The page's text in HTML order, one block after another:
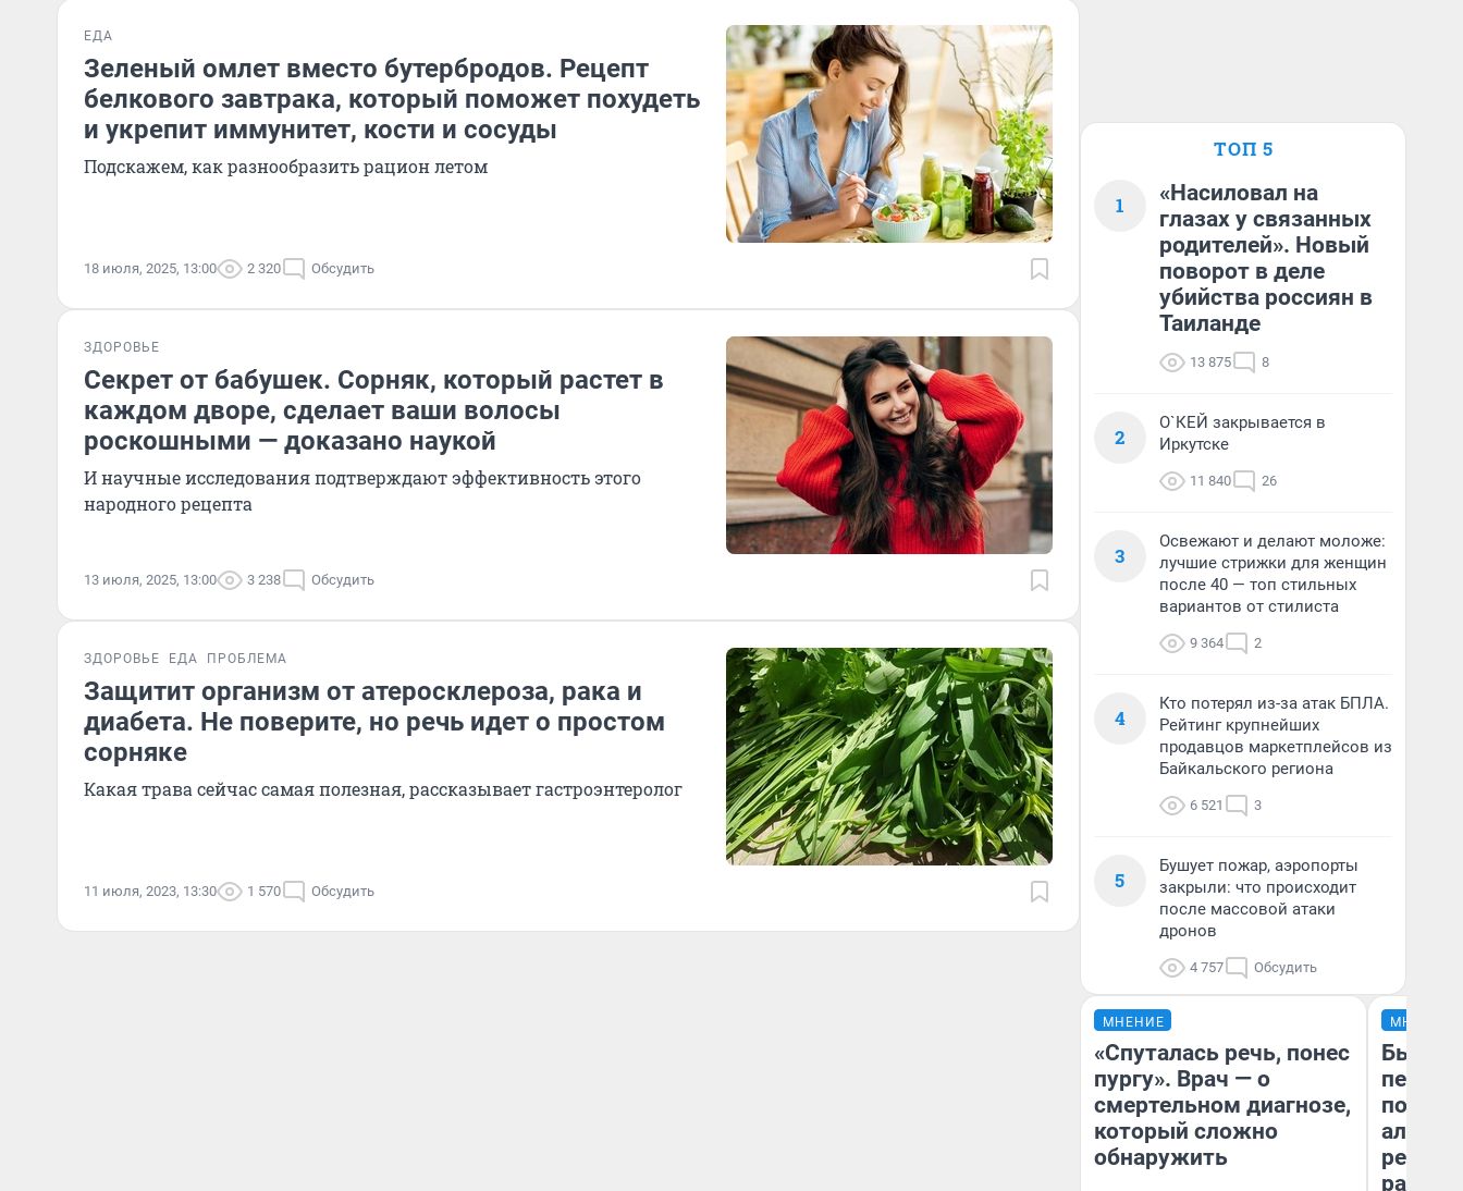
ЕДА
Зеленый омлет вместо бутербродов. Рецепт
белкового завтрака, который поможет похудеть
и укрепит иммунитет, кости и сосуды
Подскажем, как разнообразить рацион летом
18 июля, 2025, 13:00 2 320 Обсудить
ЗДОРОВЬЕ
Секрет от бабушек. Сорняк, который растет в
каждом дворе, сделает ваши волосы
роскошными — доказано наукой
И научные исследования подтверждают эффективность этого
народного рецепта
13 июля, 2025, 13:00 3 238 Обсудить
ЗДОРОВЬЕ ЕДА ПРОБЛЕМА
Защитит организм от атеросклероза, рака и
диабета. Не поверите, но речь идет о простом
сорняке
Какая трава сейчас самая полезная, рассказывает гастроэнтеролог
11 июля, 2023, 13:30 1 570 Обсудить
ТОП 5
1
«Насиловал на
глазах у связанных
родителей». Новый
поворот в деле
убийства россиян в
Таиланде
13 875 8
2
О`КЕЙ закрывается в
Иркутске
11 840 26
3
Освежают и делают моложе:
лучшие стрижки для женщин
после 40 — топ стильных
вариантов от стилиста
9 364 2
4
Кто потерял из-за атак БПЛА.
Рейтинг крупнейших
продавцов маркетплейсов из
Байкальского региона
6 521 3
5
Бушует пожар, аэропорты
закрыли: что происходит
после массовой атаки
дронов
4 757 Обсудить
МНЕНИЕ
«Спуталась речь, понес
пургу». Врач — о
смертельном диагнозе,
который сложно
обнаружить
МНЕНИЕ
Был
разбор